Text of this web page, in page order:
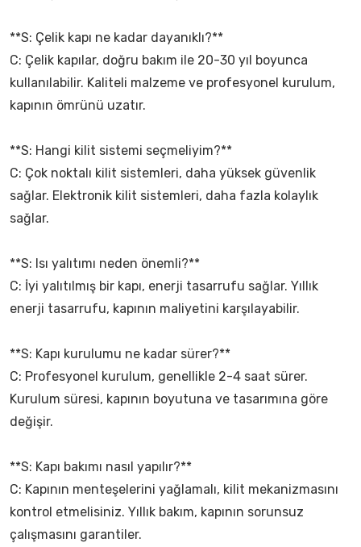
**S: Çelik kapı ne kadar dayanıklı?**
C: Çelik kapılar, doğru bakım ile 20-30 yıl boyunca
kullanılabilir. Kaliteli malzeme ve profesyonel kurulum,
kapının ömrünü uzatır.
**S: Hangi kilit sistemi seçmeliyim?**
C: Çok noktalı kilit sistemleri, daha yüksek güvenlik
sağlar. Elektronik kilit sistemleri, daha fazla kolaylık
sağlar.
**S: Isı yalıtımı neden önemli?**
C: İyi yalıtılmış bir kapı, enerji tasarrufu sağlar. Yıllık
enerji tasarrufu, kapının maliyetini karşılayabilir.
**S: Kapı kurulumu ne kadar sürer?**
C: Profesyonel kurulum, genellikle 2-4 saat sürer.
Kurulum süresi, kapının boyutuna ve tasarımına göre
değişir.
**S: Kapı bakımı nasıl yapılır?**
C: Kapının menteşelerini yağlamalı, kilit mekanizmasını
kontrol etmelisiniz. Yıllık bakım, kapının sorunsuz
çalışmasını garantiler.